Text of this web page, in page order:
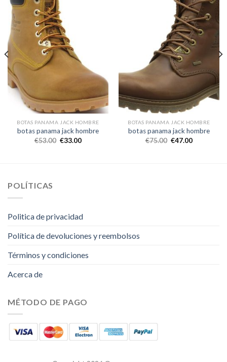
BOTAS PANAMA JACK HOMBRE
botas panama jack hombre
€53.00 €33.00
BOTAS PANAMA JACK HOMBRE
botas panama jack hombre
€75.00 €47.00
POLÍTICAS
Politica de privacidad
Política de devoluciones y reembolsos
Términos y condiciones
Acerca de
MÉTODO DE PAGO